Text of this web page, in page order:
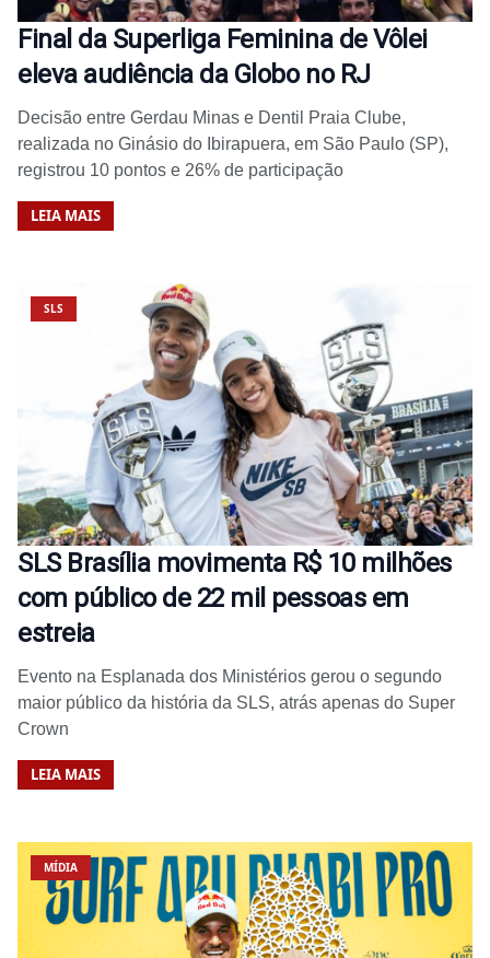
Final da Superliga Feminina de Vôlei
eleva audiência da Globo no RJ
Decisão entre Gerdau Minas e Dentil Praia Clube,
realizada no Ginásio do Ibirapuera, em São Paulo (SP),
registrou 10 pontos e 26% de participação
LEIA MAIS
SLS
SLS Brasília movimenta R$ 10 milhões
com público de 22 mil pessoas em
estreia
Evento na Esplanada dos Ministérios gerou o segundo
maior público da história da SLS, atrás apenas do Super
Crown
LEIA MAIS
MÍDIA